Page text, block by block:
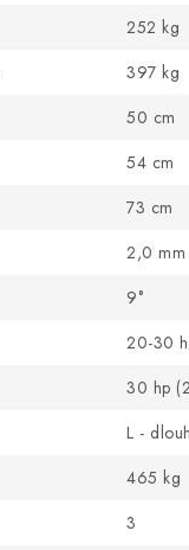
252 kg
397 kg
50 cm
54 cm
73 cm
2,0 mm
9°
20-30
30 hp
L -
465 kg
3